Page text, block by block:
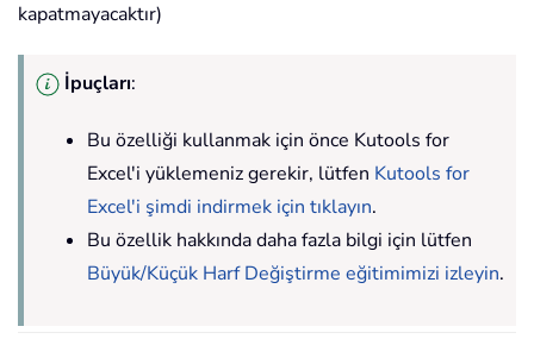
kapatmayacaktır)
İpuçları:
Bu özelliği kullanmak için önce Kutools for
Excel'i yüklemeniz gerekir, lütfen Kutools for
Excel'i şimdi indirmek için tıklayın.
Bu özellik hakkında daha fazla bilgi için lütfen
Büyük/Küçük Harf Değiştirme eğitimimizi izleyin.